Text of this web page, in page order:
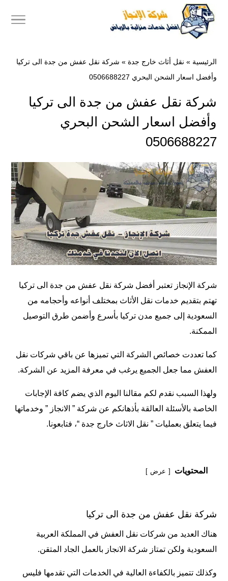
الرئيسية » نقل أثاث خارج جدة » شركة نقل عفش من جدة الى تركيا
وأفضل اسعار الشحن البحري ‎0506688227
شركة نقل عفش من جدة الى تركيا
وأفضل اسعار الشحن البحري
‎0506688227
شركة الإنجاز تعتبر أفضل شركة نقل عفش من جدة الى تركيا
تهتم بتقديم خدمات نقل الأثاث بمختلف أنواعه وأحجامه من
السعودية إلى جميع مدن تركيا بأسرع وأضمن طرق التوصيل
الممكنة.
كما تعددت خصائص الشركة التي تميزها عن باقي شركات نقل
العفش مما جعل الجميع يرغب في معرفة المزيد عن الشركة.
ولهذا السبب نقدم لكم مقالنا اليوم الذي يضم كافة الإجابات
الخاصة بالأسئلة العالقة بأذهانكم عن شركة ” الانجاز ” وخدماتها
فيما يتعلق بعمليات ” نقل الاثاث خارج جدة “، فتابعونا.
المحتويات عرض
شركة نقل عفش من جدة الى تركيا
هناك العديد من شركات نقل العفش في المملكة العربية
السعودية ولكن تمتاز شركة الانجاز بالعمل الجاد المتقن.
وكذلك تتميز بالكفاءة العالية في الخدمات التي تقدمها فليس